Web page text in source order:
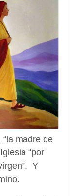
madre de
“por
Y